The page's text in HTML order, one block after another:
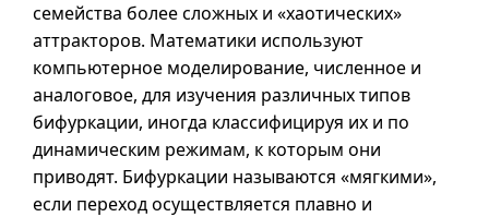
семейства более сложных и «хаотических»
аттракторов. Математики используют
компьютерное моделирование, численное и
аналоговое, для изучения различных типов
бифуркации, иногда классифицируя их и по
динамическим режимам, к которым они
приводят. Бифуркации называются «мягкими»,
если переход осуществляется плавно и